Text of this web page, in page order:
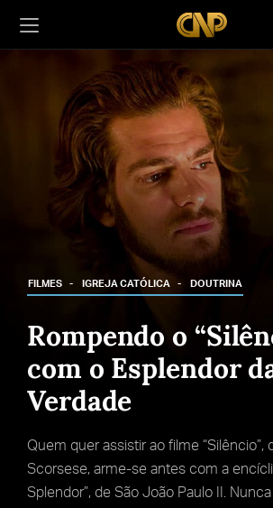
FILMES IGREJA CATÓLICA DOUTRINA
Rompendo o
com o Esplendor
Verdade
Quem quer assistir ao filme “Silêncio”,
Scorsese, arme-se antes com a
Splendor”, de São João Paulo II.